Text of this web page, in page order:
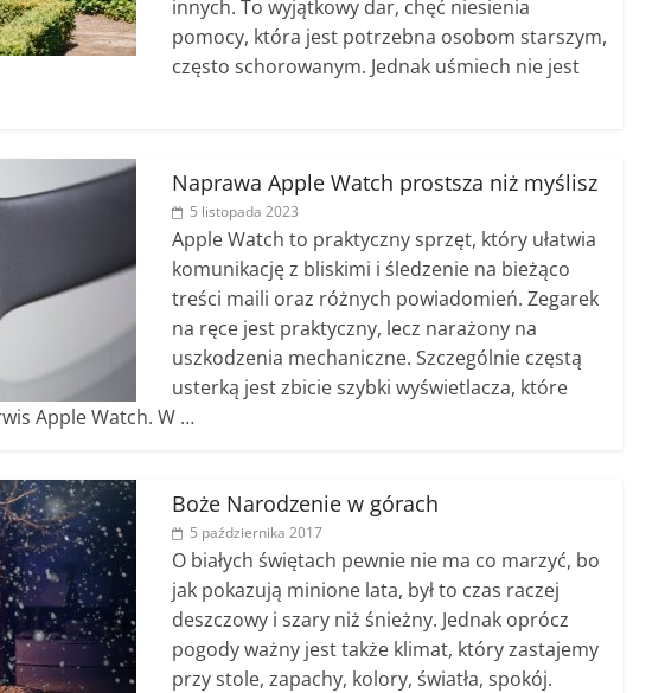
innych. To wyjątkowy dar, chęć niesienia
pomocy, która jest potrzebna osobom starszym,
często schorowanym. Jednak uśmiech nie jest
Naprawa Apple Watch prostsza niż myślisz
5 listopada 2023
Apple Watch to praktyczny sprzęt, który ułatwia
komunikację z bliskimi i śledzenie na bieżąco
treści maili oraz różnych powiadomień. Zegarek
na ręce jest praktyczny, lecz narażony na
uszkodzenia mechaniczne. Szczególnie częstą
usterką jest zbicie szybki wyświetlacza, które
Apple Watch. W …
Boże Narodzenie w górach
5 października 2017
O białych świętach pewnie nie ma co marzyć, bo
jak pokazują minione lata, był to czas raczej
deszczowy i szary niż śnieżny. Jednak oprócz
pogody ważny jest także klimat, który zastajemy
przy stole, zapachy, kolory, światła, spokój.